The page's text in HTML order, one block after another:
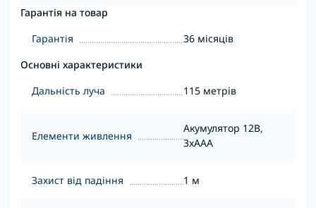
Гарантія на товар
Гарантія
36 місяців
Основні характеристики
Дальність луча
115 метрів
Елементи живлення
Акумулятор 12В,
3xAAA
Захист від падіння 1 м